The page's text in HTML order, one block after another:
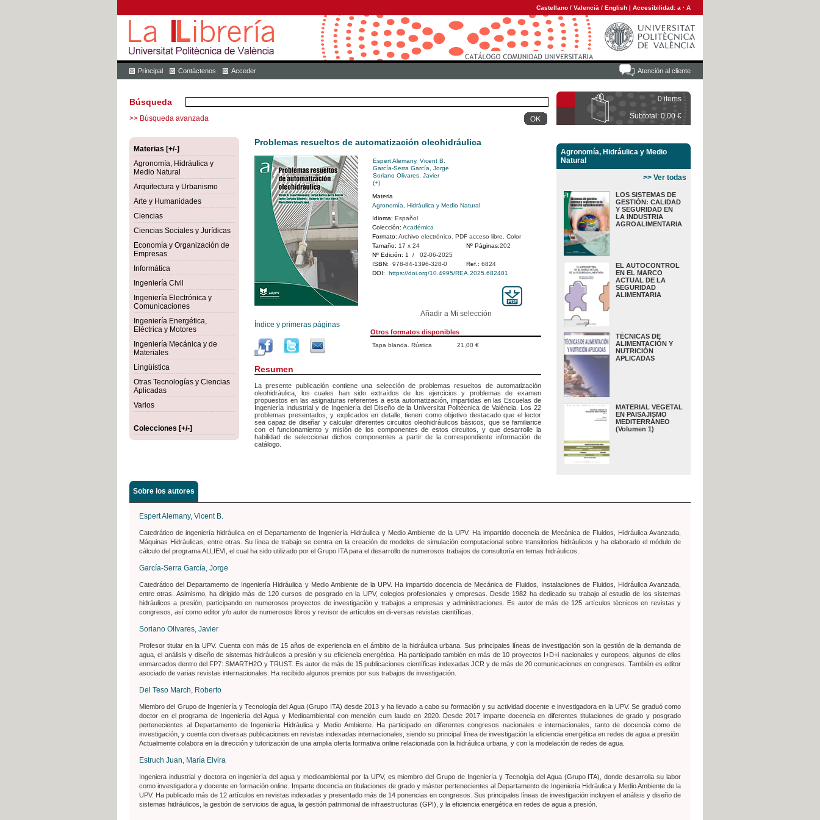
Castellano / Valencià / English | Accesibilidad: a · A
Atención al cliente
Principal Contáctenos Acceder
0 items
Subtotal: 0,00 €
Búsqueda
>> Búsqueda avanzada
Materias [+/-]
Agronomía, Hidráulica y
Medio Natural
Arquitectura y Urbanismo
Arte y Humanidades
Ciencias
Ciencias Sociales y Jurídicas
Economía y Organización de
Empresas
Informática
Ingeniería Civil
Ingeniería Electrónica y
Comunicaciones
Ingeniería Energética,
Eléctrica y Motores
Ingeniería Mecánica y de
Materiales
Lingüística
Otras Tecnologías y Ciencias
Aplicadas
Varios
Colecciones [+/-]
Agronomía, Hidráulica y Medio
Natural
>> Ver todas
LOS SISTEMAS DE
GESTIÓN: CALIDAD
Y SEGURIDAD EN
LA INDUSTRIA
AGROALIMENTARIA
EL AUTOCONTROL
EN EL MARCO
ACTUAL DE LA
SEGURIDAD
ALIMENTARIA
TÉCNICAS DE
ALIMENTACIÓN Y
NUTRICIÓN
APLICADAS
MATERIAL VEGETAL
EN PAISAJISMO
MEDITERRÁNEO
(Volumen 1)
Problemas resueltos de automatización oleohidráulica
Índice y primeras páginas
Espert Alemany, Vicent B.
García-Serra García, Jorge
Soriano Olivares, Javier
(+)
Materia
Agronomía, Hidráulica y Medio Natural
Idioma: Español
Colección: Académica
Formato: Archivo electrónico. PDF acceso libre. Color
Tamaño: 17 x 24 Nº Páginas:202
Nº Edición: 1 / 02-06-2025
ISBN:
978-84-1396-328-0 Ref.: 6824
DOI:
https://doi.org/10.4995/REA.2025.682401
Añadir a Mi selección
Otros formatos disponibles
Tapa blanda. Rústica 21,00 €
Resumen
La presente publicación contiene una selección de problemas resueltos de automatización
oleohidráulica, los cuales han sido extraídos de los ejercicios y problemas de examen
propuestos en las asignaturas referentes a esta automatización, impartidas en las Escuelas de
Ingeniería Industrial y de Ingeniería del Diseño de la Universitat Politècnica de València. Los 22
problemas presentados, y explicados en detalle, tienen como objetivo destacado que el lector
sea capaz de diseñar y calcular diferentes circuitos oleohidráulicos básicos, que se familiarice
con el funcionamiento y misión de los componentes de estos circuitos, y que desarrolle la
habilidad de seleccionar dichos componentes a partir de la correspondiente información de
catálogo.
Sobre los autores
Espert Alemany, Vicent B.
Catedrático de ingeniería hidráulica en el Departamento de Ingeniería Hidráulica y Medio Ambiente de la UPV. Ha impartido docencia de Mecánica de Fluidos, Hidráulica Avanzada,
Máquinas Hidráulicas, entre otras. Su línea de trabajo se centra en la creación de modelos de simulación computacional sobre transitorios hidráulicos y ha elaborado el módulo de
cálculo del programa ALLIEVI, el cual ha sido utilizado por el Grupo ITA para el desarrollo de numerosos trabajos de consultoría en temas hidráulicos.
García-Serra García, Jorge
Catedrático del Departamento de Ingeniería Hidráulica y Medio Ambiente de la UPV. Ha impartido docencia de Mecánica de Fluidos, Instalaciones de Fluidos, Hidráulica Avanzada,
entre otras. Asimismo, ha dirigido más de 120 cursos de posgrado en la UPV, colegios profesionales y empresas. Desde 1982 ha dedicado su trabajo al estudio de los sistemas
hidráulicos a presión, participando en numerosos proyectos de investigación y trabajos a empresas y administraciones. Es autor de más de 125 artículos técnicos en revistas y
congresos, así como editor y/o autor de numerosos libros y revisor de artículos en di-versas revistas científicas.
Soriano Olivares, Javier
Profesor titular en la UPV. Cuenta con más de 15 años de experiencia en el ámbito de la hidráulica urbana. Sus principales líneas de investigación son la gestión de la demanda de
agua, el análisis y diseño de sistemas hidráulicos a presión y su eficiencia energética. Ha participado también en más de 10 proyectos I+D+i nacionales y europeos, algunos de ellos
enmarcados dentro del FP7: SMARTH2O y TRUST. Es autor de más de 15 publicaciones científicas indexadas JCR y de más de 20 comunicaciones en congresos. También es editor
asociado de varias revistas internacionales. Ha recibido algunos premios por sus trabajos de investigación.
Del Teso March, Roberto
Miembro del Grupo de Ingeniería y Tecnología del Agua (Grupo ITA) desde 2013 y ha llevado a cabo su formación y su actividad docente e investigadora en la UPV. Se graduó como
doctor en el programa de Ingeniería del Agua y Medioambiental con mención cum laude en 2020. Desde 2017 imparte docencia en diferentes titulaciones de grado y posgrado
pertenecientes al Departamento de Ingeniería Hidráulica y Medio Ambiente. Ha participado en diferentes congresos nacionales e internacionales, tanto de docencia como de
investigación, y cuenta con diversas publicaciones en revistas indexadas internacionales, siendo su principal línea de investigación la eficiencia energética en redes de agua a presión.
Actualmente colabora en la dirección y tutorización de una amplia oferta formativa online relacionada con la hidráulica urbana, y con la modelación de redes de agua.
Estruch Juan, María Elvira
Ingeniera industrial y doctora en ingeniería del agua y medioambiental por la UPV, es miembro del Grupo de Ingeniería y Tecnolgía del Agua (Grupo ITA), donde desarrolla su labor
como investigadora y docente en formación online. Imparte docencia en titulaciones de grado y máster pertenecientes al Departamento de Ingeniería Hidráulica y Medio Ambiente de la
UPV. Ha publicado más de 12 artículos en revistas indexadas y presentado más de 14 ponencias en congresos. Sus principales líneas de investigación incluyen el análisis y diseño de
sistemas hidráulicos, la gestión de servicios de agua, la gestión patrimonial de infraestructuras (GPI), y la eficiencia energética en redes de agua a presión.